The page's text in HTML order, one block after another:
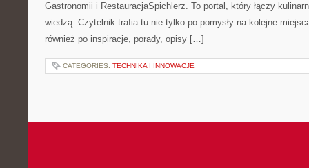
Gastronomii i RestauracjaSpichlerz. To portal, który łączy
wiedzą. Czytelnik trafia tu nie tylko po pomysły na kolejne
również po inspiracje, porady, opisy […]
CATEGORIES: TECHNIKA I INNOWACJE